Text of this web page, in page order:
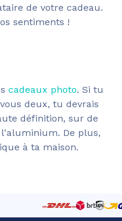
de votre cadeau.
sentiments !
cadeaux photo. Si tu
deux, tu devrais
définition, sur de
De plus,
à ta maison.